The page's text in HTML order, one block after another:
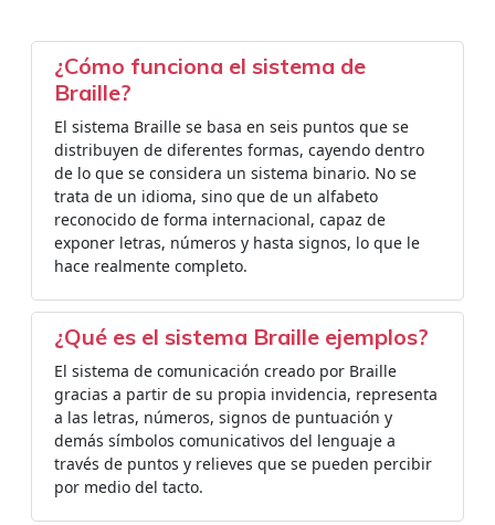
¿Cómo funciona el sistema de
Braille?
El sistema Braille se basa en seis puntos que se
distribuyen de diferentes formas, cayendo dentro
de lo que se considera un sistema binario. No se
trata de un idioma, sino que de un alfabeto
reconocido de forma internacional, capaz de
exponer letras, números y hasta signos, lo que le
hace realmente completo.
¿Qué es el sistema Braille ejemplos?
El sistema de comunicación creado por Braille
gracias a partir de su propia invidencia, representa
a las letras, números, signos de puntuación y
demás símbolos comunicativos del lenguaje a
través de puntos y relieves que se pueden percibir
por medio del tacto.